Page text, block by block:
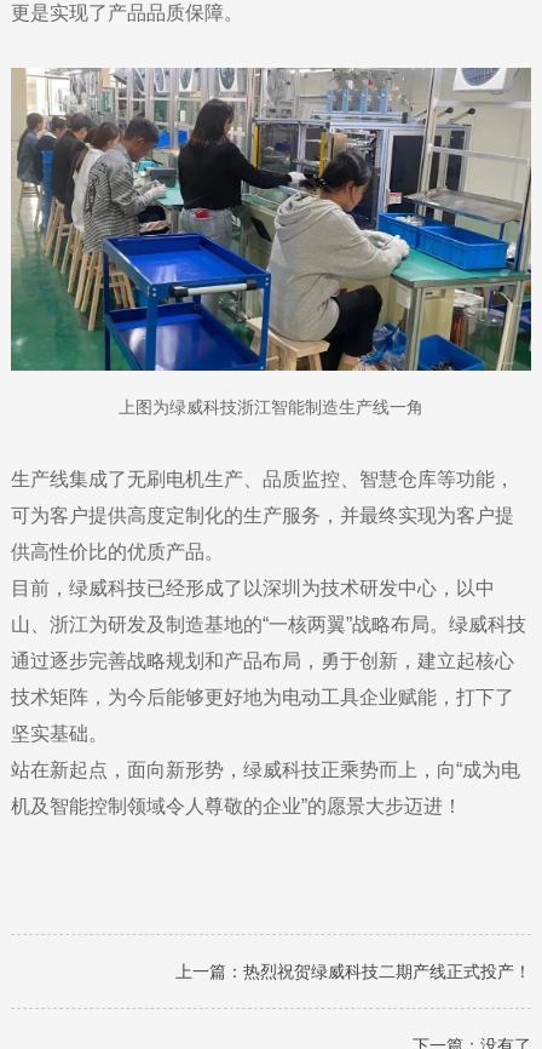
更是实现了产品品质保障。
上图为绿威科技浙江智能制造生产线一角
生产线集成了无刷电机生产、品质监控、智慧仓库等功能，
可为客户提供高度定制化的生产服务，并最终实现为客户提
供高性价比的优质产品。
目前，绿威科技已经形成了以深圳为技术研发中心，以中
山、浙江为研发及制造基地的“一核两翼”战略布局。绿威科技
通过逐步完善战略规划和产品布局，勇于创新，建立起核心
技术矩阵，为今后能够更好地为电动工具企业赋能，打下了
坚实基础。
站在新起点，面向新形势，绿威科技正乘势而上，向“成为电
机及智能控制领域令人尊敬的企业”的愿景大步迈进！
上一篇：热烈祝贺绿威科技二期产线正式投产！